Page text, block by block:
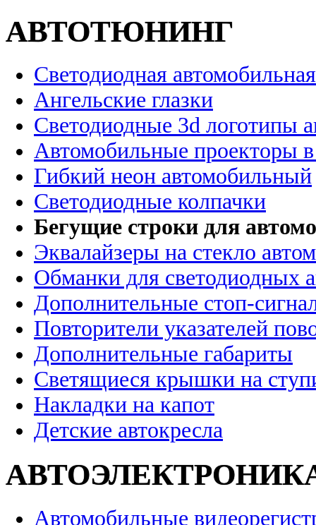
АВТОТЮНИНГ
Светодиодная
Ангельские глазки
Светодиодные 3d логотипы
Автомобильные проекторы
Гибкий неон автомобильный
Светодиодные колпачки
Бегущие строки для
Эквалайзеры на стекло
Обманки для светодиодных
Дополнительные стоп-
Повторители указателей
Дополнительные габариты
Светящиеся крышки на
Накладки на капот
Детские автокресла
Автомобильные